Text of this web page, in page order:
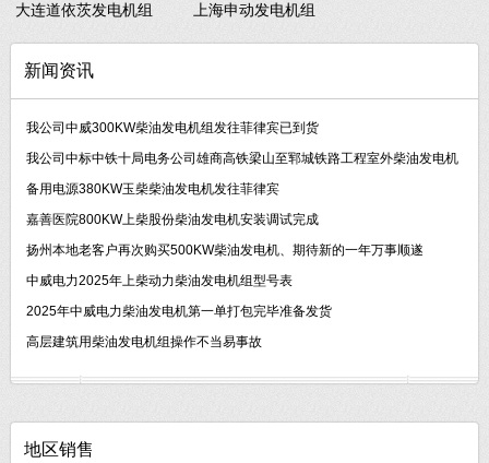
大连道依茨发电机组
上海申动发电机组
新闻资讯
我公司中威300KW柴油发电机组发往菲律宾已到货
我公司中标中铁十局电务公司雄商高铁梁山至郓城铁路工程室外柴油发电机
备用电源380KW玉柴柴油发电机发往菲律宾
嘉善医院800KW上柴股份柴油发电机安装调试完成
扬州本地老客户再次购买500KW柴油发电机、期待新的一年万事顺遂
中威电力2025年上柴动力柴油发电机组型号表
2025年中威电力柴油发电机第一单打包完毕准备发货
高层建筑用柴油发电机组操作不当易事故
地区销售